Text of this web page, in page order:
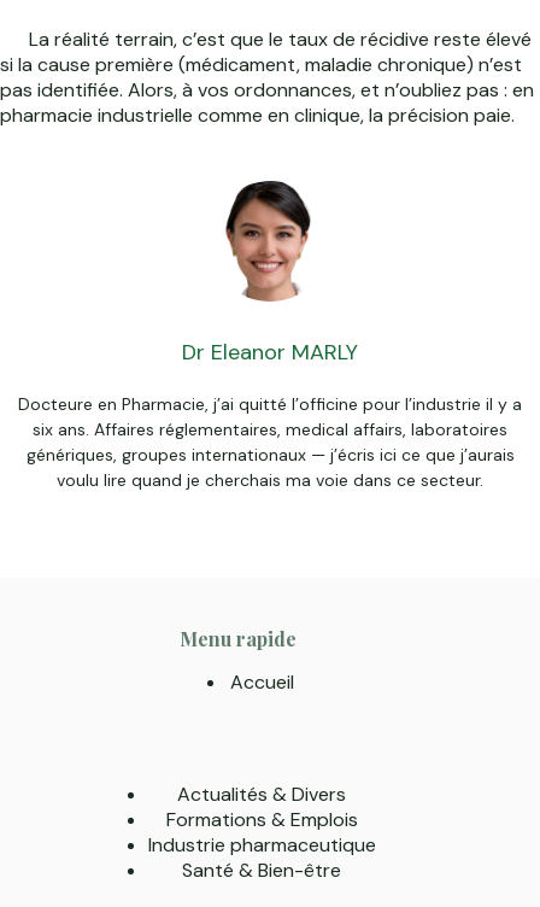
La réalité terrain, c’est que le taux de récidive reste élevé
si la cause première (médicament, maladie chronique) n’est
pas identifiée. Alors, à vos ordonnances, et n’oubliez pas : en
pharmacie industrielle comme en clinique, la précision paie.
Dr Eleanor MARLY
Docteure en Pharmacie, j’ai quitté l’officine pour l’industrie il y a
six ans. Affaires réglementaires, medical affairs, laboratoires
génériques, groupes internationaux — j’écris ici ce que j’aurais
voulu lire quand je cherchais ma voie dans ce secteur.
Menu rapide
Accueil
Actualités & Divers
Formations & Emplois
Industrie pharmaceutique
Santé & Bien-être